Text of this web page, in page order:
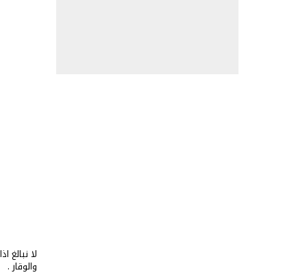
لا نبالغ
والوقار .